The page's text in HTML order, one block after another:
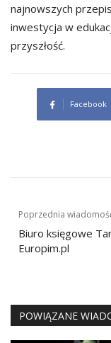
najnowszych
inwestycja w
przyszłość.
Facebook
Nawigacja
wpisu
Poprzednia
Biuro księgowe
Europim.pl
POWIĄZANE